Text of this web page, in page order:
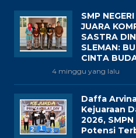
SMP
JUARA
SASTRA
SLEMAN:
CINTA
4 minggu yang lalu
Daffa
Kejuaraan
2026,
Potensi